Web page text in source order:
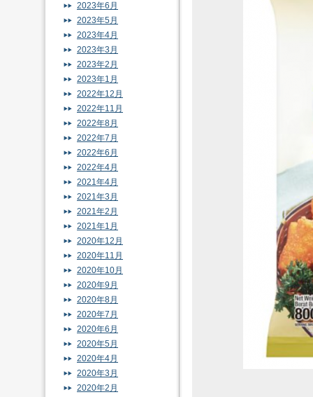
2023年6月
2023年5月
2023年4月
2023年3月
2023年2月
2023年1月
2022年12月
2022年11月
2022年8月
2022年7月
2022年6月
2022年4月
2021年4月
2021年3月
2021年2月
2021年1月
2020年12月
2020年11月
2020年10月
2020年9月
2020年8月
2020年7月
2020年6月
2020年5月
2020年4月
2020年3月
2020年2月